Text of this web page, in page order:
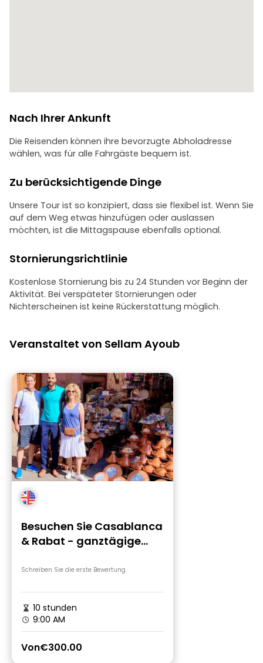
Nach Ihrer Ankunft
Die Reisenden können ihre bevorzugte Abholadresse
wählen, was für alle Fahrgäste bequem ist.
Zu berücksichtigende Dinge
Unsere Tour ist so konzipiert, dass sie flexibel ist. Wenn Sie
auf dem Weg etwas hinzufügen oder auslassen
möchten, ist die Mittagspause ebenfalls optional.
Stornierungsrichtlinie
Kostenlose Stornierung bis zu 24 Stunden vor Beginn der
Aktivität. Bei verspäteter Stornierungen oder
Nichterscheinen ist keine Rückerstattung möglich.
Veranstaltet von Sellam Ayoub
Besuchen Sie Casablanca
& Rabat - ganztägige
Schreiben Sie die erste Bewertung
10 stunden
9:00 AM
Von€300.00